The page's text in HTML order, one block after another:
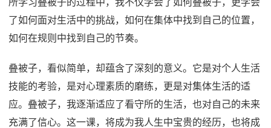
了如何面对生活中的挑战，如何在集体中找到自己的位置，
如何在规则中找到自己的节奏。
叠被子，看似简单，却蕴含了深刻的意义。它是对个人生活
技能的考验，是对心理素质的磨练，更是对集体生活的适
应。叠被子，我逐渐适应了看守所的生活，也对自己的未来
充满了信心。这一课，将成为我人生中宝贵的经历，也将成